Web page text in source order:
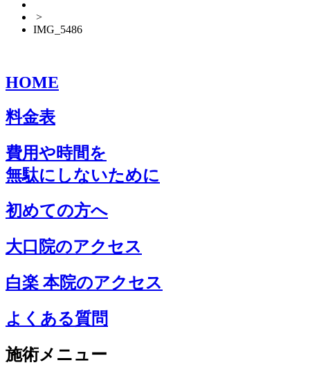
>
IMG_5486
HOME
料金表
費用や時間を
無駄にしないために
初めての方へ
大口院のアクセス
白楽 本院のアクセス
よくある質問
施術メニュー